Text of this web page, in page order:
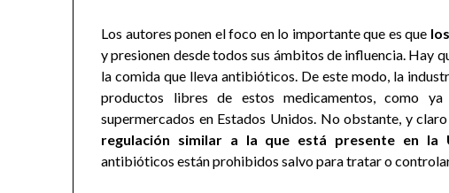
Los autores ponen el foco en lo importante que es que
y presionen desde todos sus ámbitos de influencia. Hay
la comida que lleva antibióticos. De este modo, la
productos libres de estos medicamentos, como
supermercados en Estados Unidos. No obstante, y
regulación similar a la que está presente en la
antibióticos están prohibidos salvo para tratar o